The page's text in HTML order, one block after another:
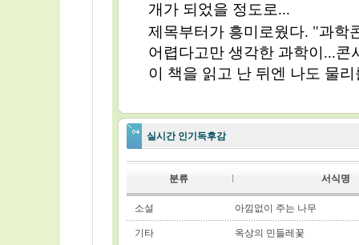
개가 되었을 정도로...
제목부터가 흥미로웠다. "과학
어렵다고만 생각한 과학이...콘
이 책을 읽고 난 뒤엔 나도 물
실시간 인기독후감
분류 서식명
소설 아낌없이 주는 나무
기타 옥상의 민들레꽃